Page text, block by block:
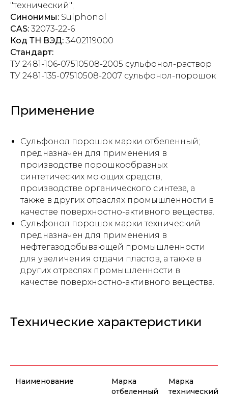
"технический";
Синонимы: Sulphonol
CAS: 32073-22-6
Код ТН ВЭД: 3402119000
Стандарт:
ТУ 2481-106-07510508-2005 сульфонол-раствор
ТУ 2481-135-07510508-2007 сульфонол-порошок
Применение
Сульфонол порошок марки отбеленный;
предназначен для применения в
производстве порошкообразных
синтетических моющих средств,
производстве органического синтеза, а
также в других отраслях промышленности в
качестве поверхностно-активного вещества.
Сульфонол порошок марки технический
предназначен для применения в
нефтегазодобывающей промышленности
для увеличения отдачи пластов, а также в
других отраслях промышленности в
качестве поверхностно-активного вещества.
Технические характеристики
Наименование
Марка
отбеленный
Марка
технический